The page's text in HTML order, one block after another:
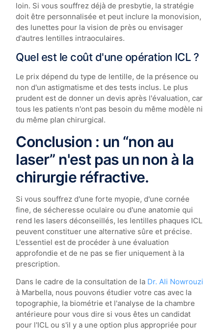
loin. Si vous souffrez déjà de presbytie, la stratégie
doit être personnalisée et peut inclure la monovision,
des lunettes pour la vision de près ou envisager
d'autres lentilles intraoculaires.
Quel est le coût d'une opération ICL ?
Le prix dépend du type de lentille, de la présence ou
non d'un astigmatisme et des tests inclus. Le plus
prudent est de donner un devis après l'évaluation, car
tous les patients n'ont pas besoin du même modèle ni
du même plan chirurgical.
Conclusion : un “non au
laser” n'est pas un non à la
chirurgie réfractive.
Si vous souffrez d'une forte myopie, d'une cornée
fine, de sécheresse oculaire ou d'une anatomie qui
rend les lasers déconseillés, les lentilles phaques ICL
peuvent constituer une alternative sûre et précise.
L'essentiel est de procéder à une évaluation
approfondie et de ne pas se fier uniquement à la
prescription.
Dans le cadre de la consultation de la Dr. Ali Nowrouzi
à Marbella, nous pouvons étudier votre cas avec la
topographie, la biométrie et l'analyse de la chambre
antérieure pour vous dire si vous êtes un candidat
pour l'ICL ou s'il y a une option plus appropriée pour